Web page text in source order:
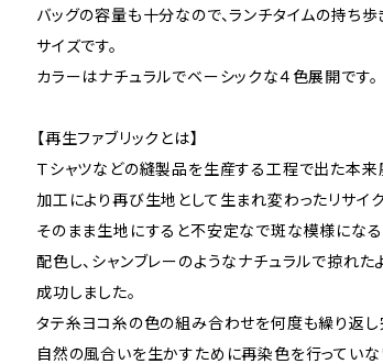
バッグの容量も十分なので、ランチタイムの持ち
サイズです。
カラーはナチュラルでベーシックな４色展開です。
【再生ファブリックとは】
Ｔシャツなどの縫製品を生産する工程で出た本
加工により再び生地として生まれ変わったリサイク
そのまま生地にすると不安定なで斑な模様にな
配色し、シャンブレーのようなナチュラルで掠れ
成功しました。
タテ糸ヨコ糸の色の組み合わせを何度も繰り返し
自然の風合いを生かすために再染色を行ってい